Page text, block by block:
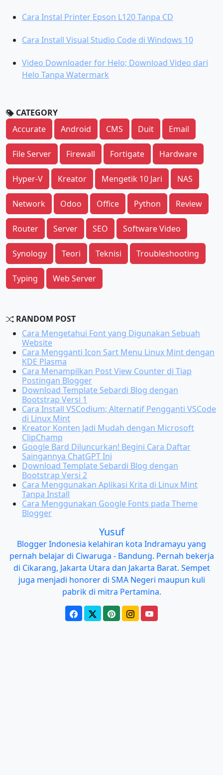
Cara Instal Printer Epson L120 Tanpa CD
Cara Install Visual Studio Code di Windows 10
Video Downloader for Helo; Download Video dari
Helo Tanpa Watermark
CATEGORY
Accurate
Android CMS Duit Email
File Server Firewall Fortigate Hardware
Hyper-V Kreator Mengetik 10 Jari NAS
Network Odoo Office Python Review
Router Server SEO Software Video
Synology Teori Teknisi Troubleshooting
Typing Web Server
RANDOM POST
Cara Mengetahui Font yang Digunakan Sebuah
Website
Cara Mengganti Icon Sart Menu Linux Mint dengan
KDE Plasma
Cara Menampilkan Post View Counter di Tiap
Postingan Blogger
Download Template Sebardi Blog dengan
Bootstrap Versi 1
Cara Install VSCodium; Alternatif Pengganti VSCode
di Linux Mint
Kreator Konten Jadi Mudah dengan Microsoft
ClipChamp
Google Bard Diluncurkan! Begini Cara Daftar
Saingannya ChatGPT Ini
Download Template Sebardi Blog dengan
Bootstrap Versi 2
Cara Menggunakan Aplikasi Krita di Linux Mint
Tanpa Install
Cara Menggunakan Google Fonts pada Theme
Blogger
Yusuf
Blogger Indonesia kelahiran kota Indramayu yang
pernah belajar di Ciwaruga - Bandung. Pernah bekerja
di Cikarang, Jakarta Utara dan Jakarta Barat. Sempet
juga menjadi honorer di SMA Negeri maupun kuli
pabrik di mitra Pertamina.